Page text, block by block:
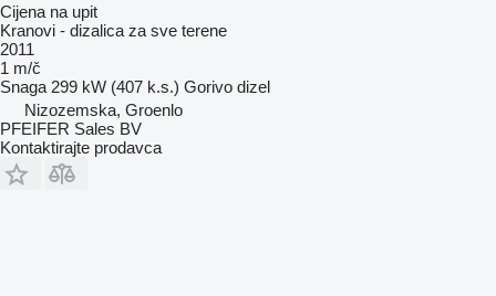
Cijena na upit
Kranovi - dizalica za sve terene
2011
1 m/č
Snaga 299 kW (407 k.s.) Gorivo dizel
Nizozemska, Groenlo
PFEIFER Sales BV
Kontaktirajte prodavca